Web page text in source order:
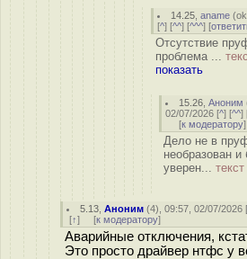
14.25 ,aname (ok
[^] [^^] [^^^] [
Отсутствие
проблема ...
показать
15.26 ,Аноним
02/07/2026 [^] [^^]
[к модератору]
Дело не в
необразован и
уверен...
5.13 ,Аноним (4), 09:57, 02/07/2026
[↑] [к модератору]
Аварийные отключения,
Это просто драйвер нтфс у